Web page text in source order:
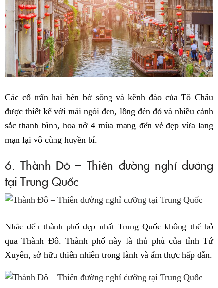
Các cổ trấn hai bên bờ sông và kênh đào của Tô Châu
được thiết kế với mái ngói đen, lồng đèn đỏ và nhiều cảnh
sắc thanh bình, hoa nở 4 mùa mang đến vẻ đẹp vừa lãng
mạn lại vô cùng huyền bí.
6. Thành Đô – Thiên đường nghỉ dưỡng
tại Trung Quốc
Nhắc đến thành phố đẹp nhất Trung Quốc không thể bỏ
qua Thành Đô. Thành phố này là thủ phủ của tỉnh Tứ
Xuyên, sở hữu thiên nhiên trong lành và ẩm thực hấp dẫn.